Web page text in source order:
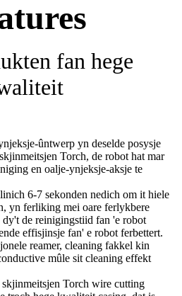
fan hege
ûntwerp yn deselde posysje
Torch, de robot hat mar
en oalje-ynjeksje-aksje te
6-7 sekonden nedich om it hiele
yn ferliking mei oare ferlykbere
de reinigingstiid fan 'e robot
effisjinsje fan' e robot ferbettert.
reamer, cleaning fakkel kin
mûle sit cleaning effekt
Torch wire cutting